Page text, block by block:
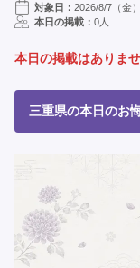
対象日： 2026/8/7（金）
本日の掲載： 0人
本日の掲載はありま
三重県の本日のお